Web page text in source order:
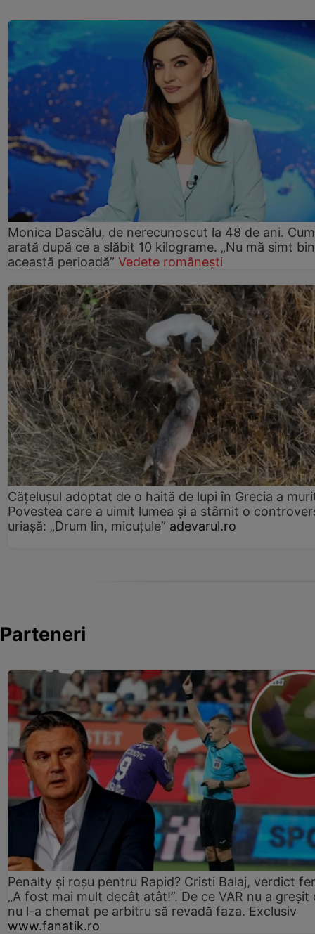
Monica Dascălu, de nerecunoscut la 48 de ani. Cum
arată după ce a slăbit 10 kilograme. „Nu mă simt
această perioadă” Vedete românești
Cățelușul adoptat de o haită de lupi în Grecia a
Povestea care a uimit lumea și a stârnit o
uriașă: „Drum lin, micuțule” adevarul.ro
Parteneri
Penalty și roșu pentru Rapid? Cristi Balaj, verdict
„A fost mai mult decât atât!”. De ce VAR nu a greșit
nu l-a chemat pe arbitru să revadă faza. Exclusiv
www.fanatik.ro